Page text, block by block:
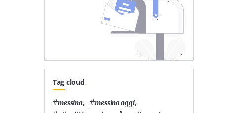
Tag cloud
#messina, #messina oggi,